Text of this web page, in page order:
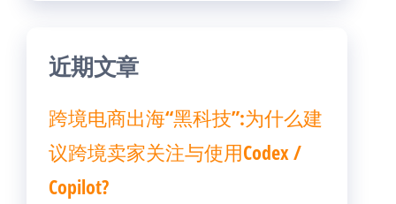
近期文章
跨境电商出海“黑科技”:为什么建
议跨境卖家关注与使用Codex /
Copilot?